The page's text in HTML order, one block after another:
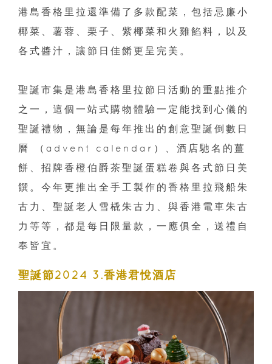
港島香格里拉還準備了多款配菜，包括忌廉小
椰菜、薯蓉、栗子、紫椰菜和火雞餡料，以及
各式醬汁，讓節日佳餚更呈完美。
聖誕市集是港島香格里拉節日活動的重點推介
之一，這個一站式購物體驗一定能找到心儀的
聖誕禮物，無論是每年推出的創意聖誕倒數日
曆 （advent calendar）、酒店馳名的薑
餅、招牌香橙伯爵茶聖誕蛋糕卷與各式節日美
饌。今年更推出全手工製作的香格里拉飛船朱
古力、聖誕老人雪橇朱古力、與香港電車朱古
力等等，都是每日限量款，一應俱全，送禮自
奉皆宜。
聖誕節2024 3.香港君悅酒店